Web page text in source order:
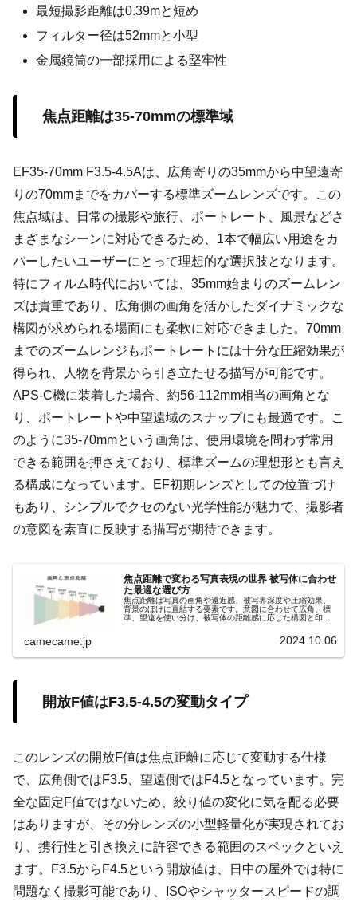
最短撮影距離は0.39mと短め
フィルター径は52mmと小型
金属鏡筒の一部採用による堅牢性
焦点距離は35-70mmの標準域
EF35-70mm F3.5-4.5Aは、広角寄りの35mmから中望遠寄
りの70mmまでをカバーする標準ズームレンズです。この
焦点域は、日常の撮影や旅行、ポートレート、風景などさ
まざまなシーンに対応できるため、1本で幅広い用途をカ
バーしたいユーザーにとって理想的な選択肢となります。
特にフィルム時代においては、35mm始まりのズームレン
ズは貴重であり、広角側の画角を活かしたダイナミックな
構図が求められる場面にも柔軟に対応できました。70mm
までのズームレンジもポートレートには十分な圧縮効果が
得られ、人物を背景から引き立たせる描写が可能です。
APS-C機に装着した場合、約56-112mm相当の画角とな
り、ポートレートや中望遠域のスナップにも最適です。こ
のように35-70mmという画角は、使用環境を問わず常用
できる範囲を押さえており、標準ズームの理想形とも言え
る構成になっています。EF初期レンズとしての位置づけ
もあり、シンプルでクセのない光学性能が魅力で、撮影者
の意図を素直に反映する描写が期待できます。
焦点距離で変わる写真表現の世界 被写体に合わせ
た最適な選び方
焦点距離は写真の画角や遠近感、被写界深度や圧縮効果、
背景のぼけに直結する要素です。意図に合わせて広角、標
準、望遠を使い分け、被写体の距離感に応じた構図と印象
camecame.jp 2024.10.06
開放F値はF3.5-4.5の変動タイプ
このレンズの開放F値は焦点距離に応じて変動する仕様
で、広角側ではF3.5、望遠側ではF4.5となっています。完
全な固定F値ではないため、絞り値の変化に気を配る必要
はありますが、その分レンズの小型軽量化が実現されてお
り、携行性と引き換えに許容できる範囲のスペックといえ
ます。F3.5からF4.5という開放値は、日中の屋外では特に
問題なく撮影可能であり、ISOやシャッタースピードの調